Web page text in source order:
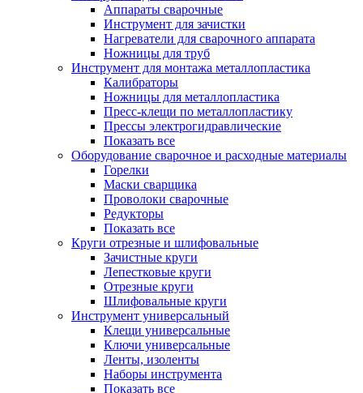
Аппараты сварочные
Инструмент для зачистки
Нагреватели для сварочного аппарата
Ножницы для труб
Инструмент для монтажа металлопластика
Калибраторы
Ножницы для металлопластика
Пресс-клещи по металлопластику
Прессы электрогидравлические
Показать все
Оборудование сварочное и расходные материалы
Горелки
Маски сварщика
Проволоки сварочные
Редукторы
Показать все
Круги отрезные и шлифовальные
Зачистные круги
Лепестковые круги
Отрезные круги
Шлифовальные круги
Инструмент универсальный
Клещи универсальные
Ключи универсальные
Ленты, изоленты
Наборы инструмента
Показать все